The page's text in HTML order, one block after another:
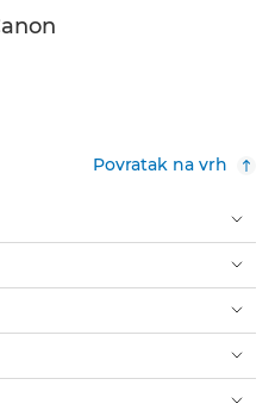
Povratak na vrh